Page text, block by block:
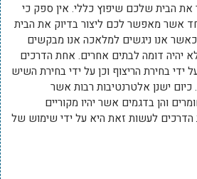
הבית שלכם שיפוץ כללי. אין ספק כי
אשר מאפשר לכם ליצור בדיוק את הבית
אנו ניגשים למלאכה אנו מבקשים
יהיה דומה לבתים אחרים. אחת הדרכים
ידי בחירת הריצוף וכן על ידי בחירת השיש
ישנן אלטרנטיבות רבות אשר
והן בדגמים אשר יהיו מקוריים
הדרכים לעשות זאת היא על ידי שימוש של